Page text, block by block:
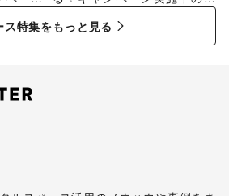
ス特集をもっと見る